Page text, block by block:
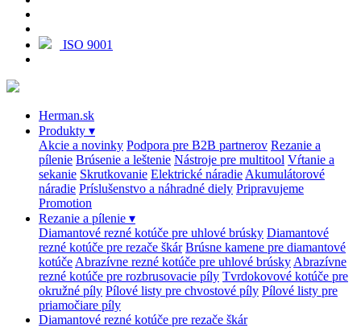
ISO 9001
Herman.sk
Produkty ▾
Akcie a novinky Podpora pre B2B partnerov Rezanie a
pílenie Brúsenie a leštenie Nástroje pre multitool Vŕtanie a
sekanie Skrutkovanie Elektrické náradieAkumulátorové
náradie Príslušenstvo a náhradné diely Pripravujeme
Promotion
Rezanie a pílenie ▾
Diamantové rezné kotúče pre uhlové brúsky Diamantové
rezné kotúče pre rezače škár Brúsne kamene pre diamantové
kotúčeAbrazívne rezné kotúče pre uhlové brúskyAbrazívne
rezné kotúče pre rozbrusovacie píly Tvrdokovové kotúče pre
okružné píly Pílové listy pre chvostové píly Pílové listy pre
priamočiare píly
Diamantové rezné kotúče pre rezače škár